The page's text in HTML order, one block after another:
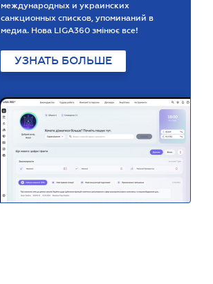
международных и украинских
санкционных списков, упоминаний в
медиа. Нова LIGA360 змінює все!
УЗНАТЬ БОЛЬШЕ